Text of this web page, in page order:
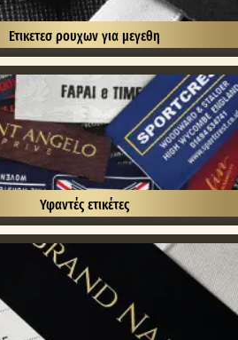
Ετικετεσ ρουχων για μεγεθη
Υφαντές ετικέτες